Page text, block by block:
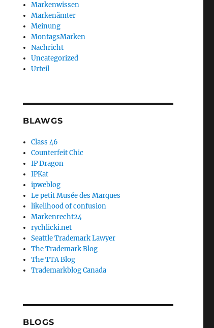
Markenwissen
Markenämter
Meinung
MontagsMarken
Nachricht
Uncategorized
Urteil
BLAWGS
Class 46
Counterfeit Chic
IP Dragon
IPKat
ipweblog
Le petit Musée des Marques
likelihood of confusion
Markenrecht24
rychlicki.net
Seattle Trademark Lawyer
The Trademark Blog
The TTA Blog
Trademarkblog Canada
BLOGS